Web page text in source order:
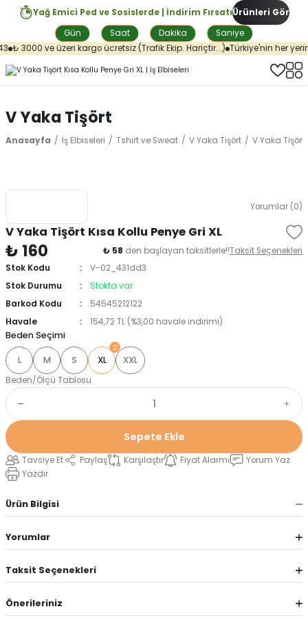
Yağ Emici Ped ve Sosislerde | İndirim Fırsatı
Gün
Saat Dakika Saniye
Ürünleri Gör
₺ 3000 ve üzeri kargo ücretsiz (Trafik Ekip. Hariçtir...) Türkiye'nin her
V Yaka Tişört
Anasayfa İş Elbiseleri Tshirt ve Sweat V Yaka Tişört V Yaka Tişört
Yorumlar (0)
V Yaka Tişört Kısa Kollu Penye Gri XL
₺ 160 ₺ 58 den başlayan taksitlerle!!Taksit Seçenekleri
Stok Kodu
V-02_431dd3
Stok Durumu
Stokta var
Barkod Kodu
54545212122
Havale
154,72 TL (%3,00 havale indirimi)
Beden Seçimi
L M S XL XXL
Beden/Ölçü Tablosu
Sepete Ekle
Tavsiye Et Paylaş Karşılaştır Fiyat Alarmı
Yorum Yaz
Yazdır
Ürün Bilgisi
Yorumlar
Taksit Seçenekleri
Önerileriniz